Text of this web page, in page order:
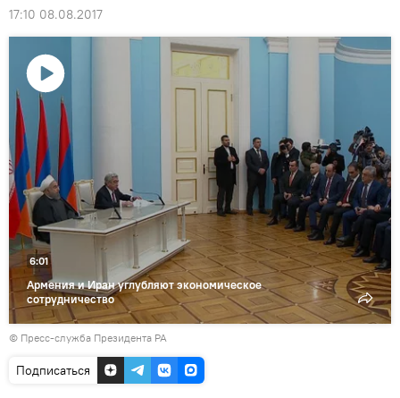
17:10 08.08.2017
Воспроизвести
видео
Армения и Иран углубляют экономическое
сотрудничество
6:01
© Пресс-служба Президента РА
Подписаться